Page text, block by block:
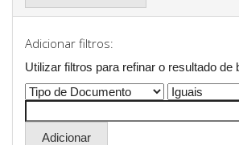
Adicionar filtros:
Utilizar filtros para refinar o resultado de